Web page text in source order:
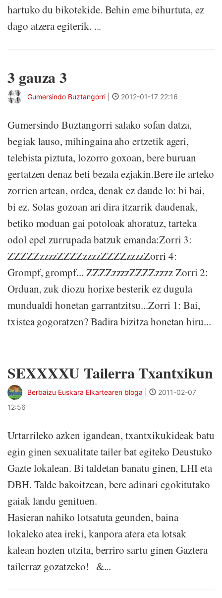
hartuko du bikotekide. Behin eme bihurtuta, ez
dago atzera egiterik. ...
3 gauza 3
Gumersindo Buztangorri 2012-01-17 22:16
Gumersindo Buztangorri salako sofan datza,
begiak lauso, mihingaina aho ertzetik ageri,
telebista piztuta, lozorro goxoan, bere buruan
gertatzen denaz beti bezala ezjakin.Bere ile arteko
zorrien artean, ordea, denak ez daude lo: bi bai,
bi ez. Solas gozoan ari dira itzarrik daudenak,
betiko moduan gai potoloak ahoratuz, tarteka
odol epel zurrupada batzuk emanda:Zorri 3:
ZZZZZzzzzZZZZzzzzZZZZzzzzZorri 4:
Grompf, grompf... ZZZZzzzzZZZZzzzz Zorri 2:
Orduan, zuk diozu horixe besterik ez dugula
mundualdi honetan garrantzitsu...Zorri 1: Bai,
txistea gogoratzen? Badira bizitza honetan hiru...
SEXXXXU Tailerra Txantxikun
Berbaizu Euskara Elkartearen bloga
2011-02-07
12:56
Urtarrileko azken igandean, txantxikukideak batu
egin ginen sexualitate tailer bat egiteko Deustuko
Gazte lokalean. Bi taldetan banatu ginen, LHI eta
DBH. Talde bakoitzean, bere adinari egokitutako
gaiak landu genituen.
Hasieran nahiko lotsatuta geunden, baina
lokaleko atea ireki, kanpora atera eta lotsak
kalean hozten utzita, berriro sartu ginen Gaztera
tailerraz gozatzeko! &...